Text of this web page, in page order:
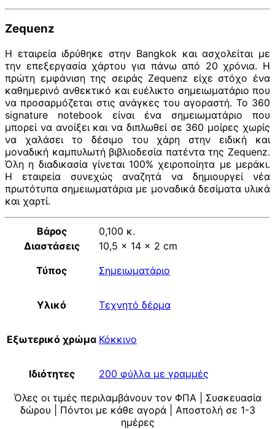
Zequenz
Η εταιρεία ιδρύθηκε στην Bangkok και ασχολείται με
την επεξεργασία χάρτου για πάνω από 20 χρόνια. Η
πρώτη εμφάνιση της σειράς Zequenz είχε στόχο ένα
καθημερινό ανθεκτικό και ευέλικτο σημειωματάριο που
να προσαρμόζεται στις ανάγκες του αγοραστή. Το 360
signature notebook είναι ένα σημειωματάριο που
μπορεί να ανοίξει και να διπλωθεί σε 360 μοίρες χωρίς
να χαλάσει το δέσιμο του χάρη στην ειδική και
μοναδική καμπυλωτή βιβλιοδεσία πατέντα της Zequenz.
Όλη η διαδικασία γίνεται 100% χειροποίητα με μεράκι.
Η εταιρεία συνεχώς αναζητά να δημιουργεί νέα
πρωτότυπα σημειωματάρια με μοναδικά δεσίματα υλικά
και χαρτί.
Βάρος
0,100 κ.
Διαστάσεις
10,5 × 14 × 2 cm
Τύπος
Σημειωματάριο
Υλικό Τεχνητό δέρμα
Εξωτερικό χρώμα Κόκκινο
Ιδιότητες
200 φύλλα με γραμμές
Όλες οι τιμές περιλαμβάνουν τον ΦΠΑ | Συσκευασία
δώρου | Πόντοι με κάθε αγορά | Αποστολή σε 1-3
ημέρες